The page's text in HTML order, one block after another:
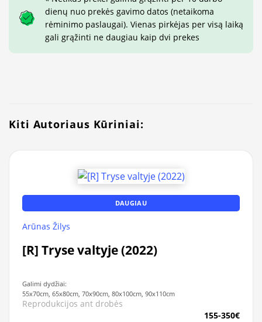
dienų nuo prekės gavimo datos (netaikoma
rėminimo paslaugai). Vienas pirkėjas per visą laiką
gali grąžinti ne daugiau kaip dvi prekes
Kiti Autoriaus Kūriniai:
DAUGIAU
Arūnas Žilys
[R] Tryse valtyje (2022)
Galimi dydžiai:
55x70cm, 65x80cm, 70x90cm, 80x100cm, 90x110cm
Reprodukcijos ant drobės
155-350€